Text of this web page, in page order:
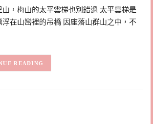
山，梅山的太平雲梯也別錯過 太平雲梯是
浮在山巒裡的吊橋 因座落山群山之中，不
READING